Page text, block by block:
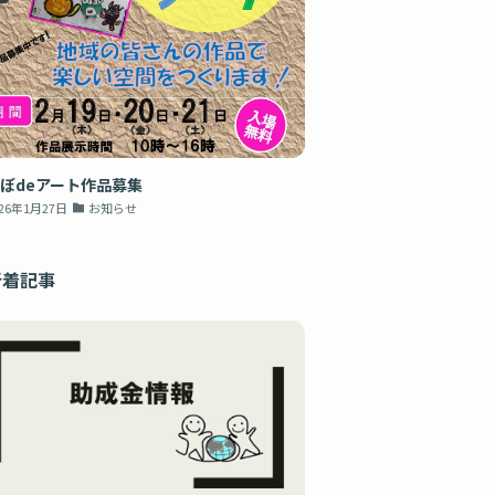
deアート作品募集
年1月27日 お知らせ
記事